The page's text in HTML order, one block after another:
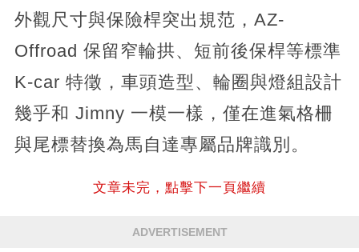
外觀尺寸與保險桿突出規范，AZ-
Offroad 保留窄輪拱、短前後保桿等標準
K-car 特徵，車頭造型、輪圈與燈組設計
幾乎和 Jimny 一模一樣，僅在進氣格柵
與尾標替換為馬自達專屬品牌識別。
文章未完，點擊下一頁繼續
ADVERTISEMENT